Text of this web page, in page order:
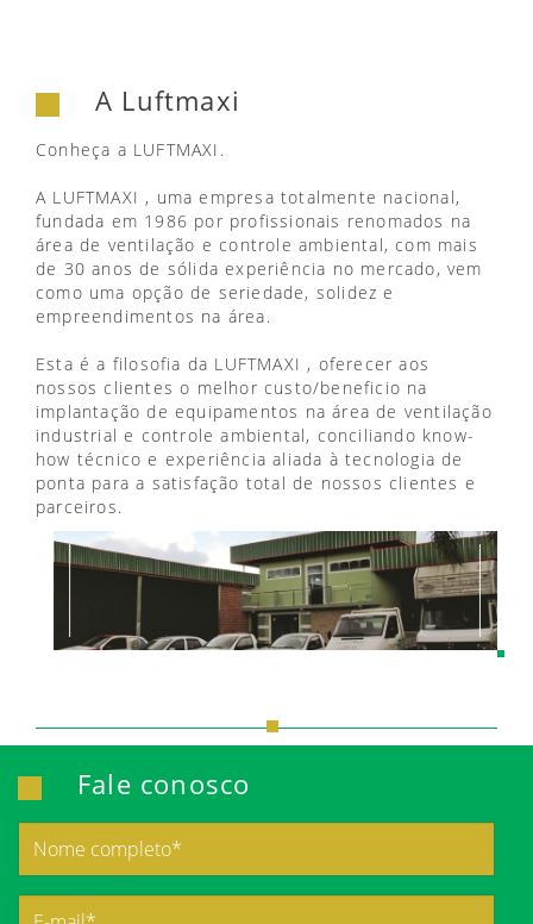
A Luftmaxi
Conheça a LUFTMAXI.
A LUFTMAXI , uma empresa totalmente nacional,
fundada em 1986 por profissionais renomados na
área de ventilação e controle ambiental, com mais
de 30 anos de sólida experiência no mercado, vem
como uma opção de seriedade, solidez e
empreendimentos na área.
Esta é a filosofia da LUFTMAXI , oferecer aos
nossos clientes o melhor custo/beneficio na
implantação de equipamentos na área de ventilação
industrial e controle ambiental, conciliando know-
how técnico e experiência aliada à tecnologia de
ponta para a satisfação total de nossos clientes e
parceiros.
Fale conosco